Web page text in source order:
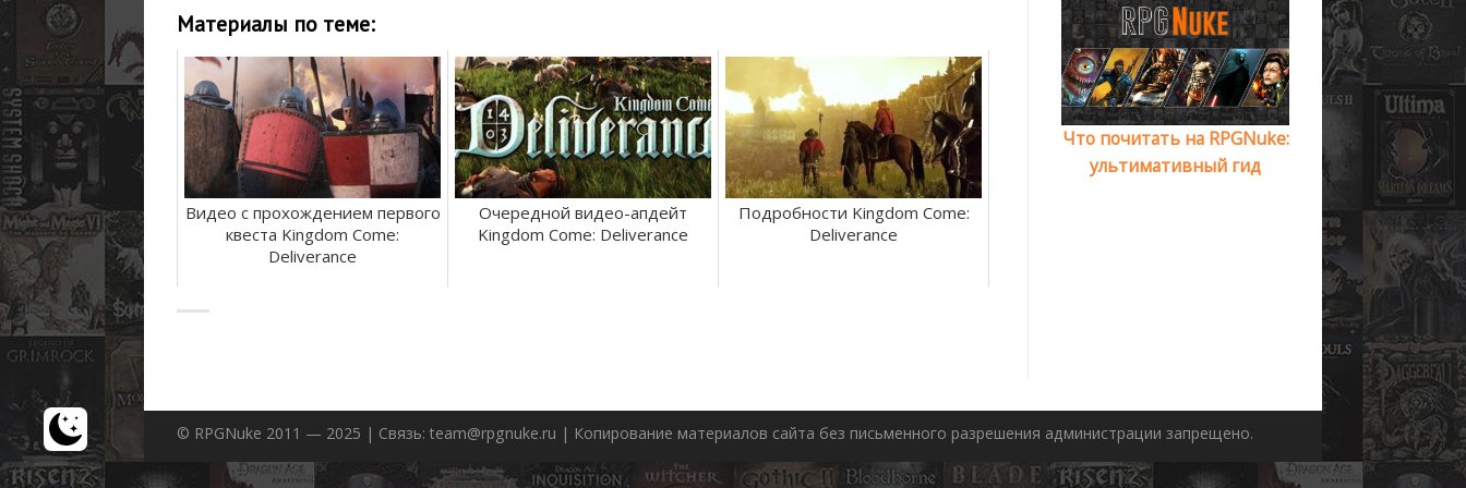
Материалы по теме:
Видео с прохождением первого
квеста Kingdom Come:
Deliverance
Очередной видео-апдейт
Kingdom Come: Deliverance
Подробности Kingdom Come:
Deliverance
Что почитать на RPGNuke:
ультимативный гид
© RPGNuke 2011 — 2025 | Связь: team@rpgnuke.ru | Копирование материалов сайта без письменного разрешения администрации запрещено.